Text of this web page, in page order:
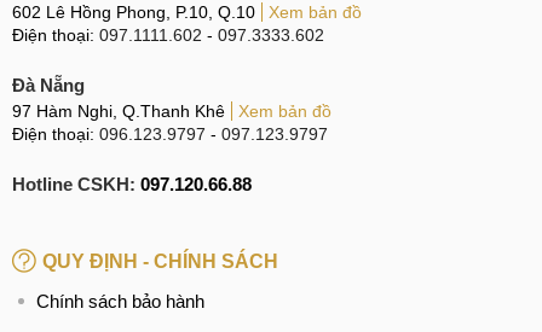
602 Lê Hồng Phong, P.10, Q.10
Xem bản đồ
Điện thoại: 097.1111.602 - 097.3333.602
Đà Nẵng
97 Hàm Nghi, Q.Thanh Khê
Xem bản đồ
Điện thoại: 096.123.9797 - 097.123.9797
Hotline CSKH: 097.120.66.88
QUY ĐỊNH - CHÍNH SÁCH
Chính sách bảo hành